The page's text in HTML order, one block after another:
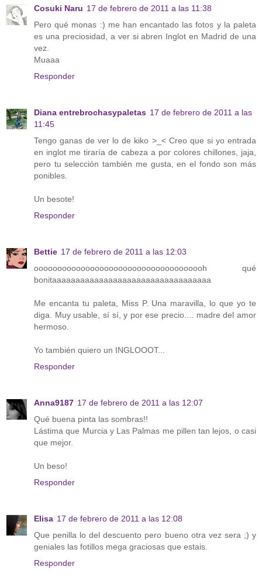
Cosuki Naru 17 de febrero de 2011 a las 11:38
Pero qué monas :) me han encantado las fotos y la paleta
es una preciosidad, a ver si abren Inglot en Madrid de una
vez.
Muaaa
Responder
Diana entrebrochasypaletas 17 de febrero de 2011 a las
11:45
Tengo ganas de ver lo de kiko >_< Creo que si yo entrada
en inglot me tiraría de cabeza a por colores chillones, jaja,
pero tu selección también me gusta, en el fondo son más
ponibles.
Un besote!
Responder
Bettie 17 de febrero de 2011 a las 12:03
ooooooooooooooooooooooooooooooooooooh qué
bonitaaaaaaaaaaaaaaaaaaaaaaaaaaaaaaaaaa
Me encanta tu paleta, Miss P. Una maravilla, lo que yo te
diga. Muy usable, sí sí, y por ese precio.... madre del amor
hermoso.
Yo también quiero un INGLOOOT...
Responder
Anna9187 17 de febrero de 2011 a las 12:07
Qué buena pinta las sombras!!
Lástima que Murcia y Las Palmas me pillen tan lejos, o casi
que mejor.
Un beso!
Responder
Elisa 17 de febrero de 2011 a las 12:08
Que penilla lo del descuento pero bueno otra vez sera ;) y
geniales las fotillos mega graciosas que estais.
Responder